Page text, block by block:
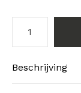
Beschrijving